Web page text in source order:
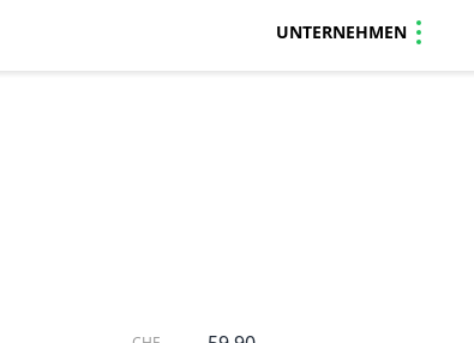
UNTERNEHMEN